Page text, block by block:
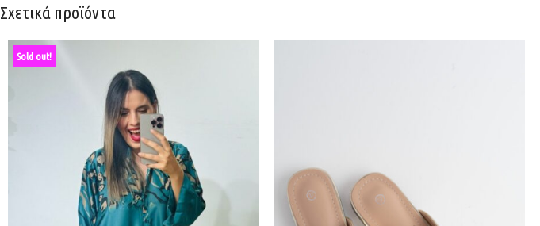
Σχετικά προϊόντα
Sold out!